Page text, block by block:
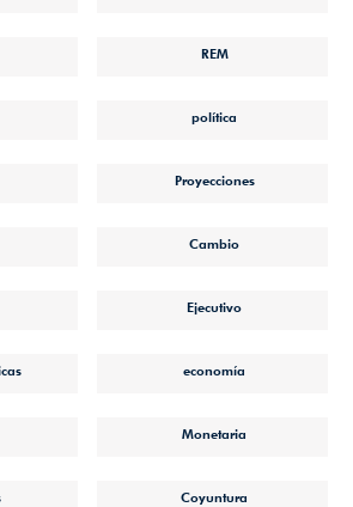
REM
política
Proyecciones
Cambio
Ejecutivo
economía
Monetaria
Coyuntura